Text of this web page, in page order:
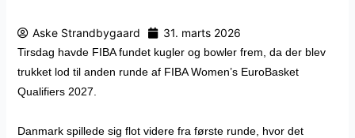
Aske Strandbygaard 31. marts 2026
Tirsdag havde FIBA fundet kugler og bowler frem, da der blev
trukket lod til anden runde af FIBA Women’s EuroBasket
Qualifiers 2027.
Danmark spillede sig flot videre fra første runde, hvor det